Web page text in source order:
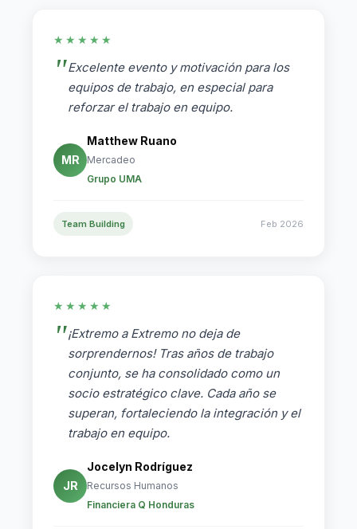
★★★★★
Excelente evento y motivación para los
equipos de trabajo, en especial para
reforzar el trabajo en equipo.
MR
Matthew Ruano
Mercadeo
Grupo UMA
Team Building Feb 2026
★★★★★
¡Extremo a Extremo no deja de
sorprendernos! Tras años de trabajo
conjunto, se ha consolidado como un
socio estratégico clave. Cada año se
superan, fortaleciendo la integración y el
trabajo en equipo.
JR
Jocelyn Rodríguez
Recursos Humanos
Financiera Q Honduras